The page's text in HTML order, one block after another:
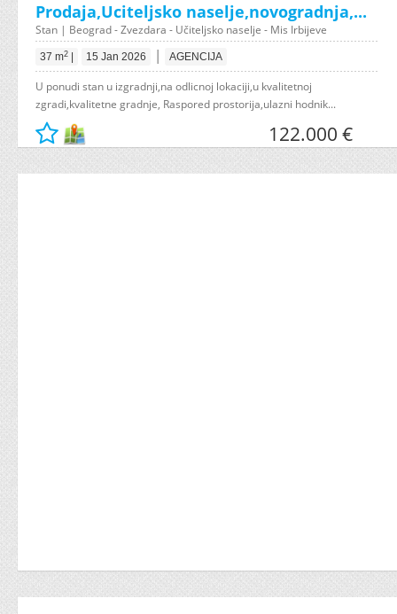
Prodaja,Uciteljsko naselje,novogradnja,...
Stan | Beograd - Zvezdara - Učiteljsko naselje - Mis Irbijeve
37 m2 15 Jan 2026 | AGENCIJA
U ponudi stan u izgradnji,na odlicnoj lokaciji,u kvalitetnoj
zgradi,kvalitetne gradnje, Raspored prostorija,ulazni hodnik...
122.000 €